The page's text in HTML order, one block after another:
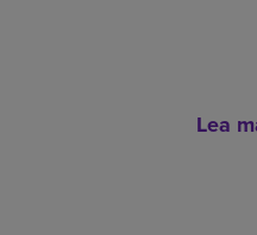
Lea